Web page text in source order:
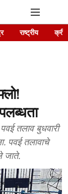
राष्ट्रीय
तलाव बुधवारी
पवई तलावाचे
जाते.